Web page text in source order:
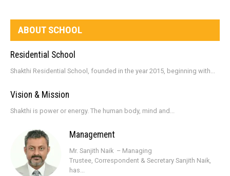
ABOUT SCHOOL
Residential School
Shakthi Residential School, founded in the year 2015, beginning with...
Vision & Mission
Shakthi is power or energy. The human body, mind and...
Management
Mr. Sanjith Naik – Managing
Trustee, Correspondent & Secretary Sanjith Naik,
has...